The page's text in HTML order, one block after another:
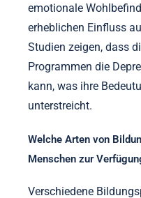
emotionale
erheblichen Einfluss
Studien zeigen, dass
Programmen die
kann, was ihre
unterstreicht.
Welche Arten von
Menschen zur
Verschiedene